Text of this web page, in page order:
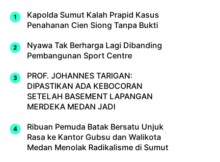
Kapolda Sumut Kalah Prapid Kasus
Penahanan Cien Siong Tanpa Bukti
Nyawa Tak Berharga Lagi Dibanding
Pembangunan Sport Centre
PROF. JOHANNES TARIGAN:
DIPASTIKAN ADA KEBOCORAN
SETELAH BASEMENT LAPANGAN
MERDEKA MEDAN JADI
Ribuan Pemuda Batak Bersatu Unjuk
Rasa ke Kantor Gubsu dan Walikota
Medan Menolak Radikalisme di Sumut